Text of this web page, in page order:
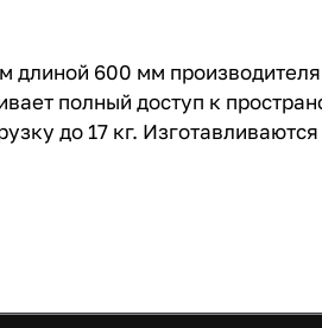
600 мм
полный доступ к
до 17 кг.